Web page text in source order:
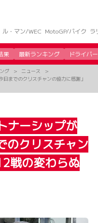
ル・マン/WEC MotoGP/バイク ラ
果 最新ランキング ドライバー
グ
ニュース
までのクリスチャンの協力に感謝」
ナーシップが
のクリスチャン
戦の変わらぬ